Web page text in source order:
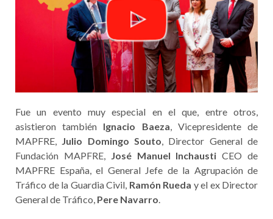
Fue un evento muy especial en el que, entre otros,
asistieron también Ignacio Baeza , Vicepresidente de
MAPFRE,
Julio Domingo Souto , Director General de
Fundación MAPFRE,
José Manuel Inchausti CEO de
MAPFRE España, el General Jefe de la Agrupación de
Tráfico de la Guardia Civil, Ramón Rueda y el ex Director
General de Tráfico, Pere Navarro